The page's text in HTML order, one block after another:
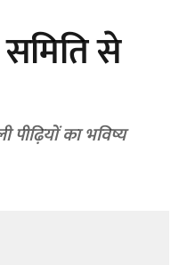
से
पीढ़ियों का भविष्य